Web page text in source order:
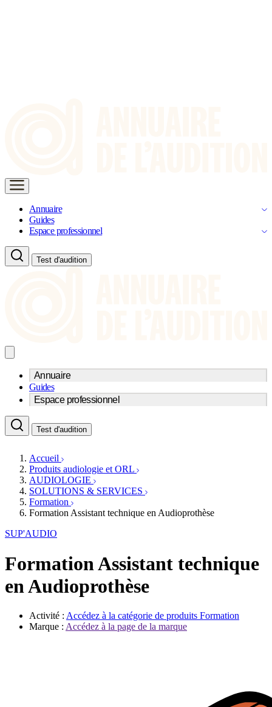
Annuaire
Guides
Espace professionnel
Test d'audition
Annuaire
Trouvez un professionnel de l'audition
Centre d'audioprothèse
Médecins ORL & Phoniatres
Écoles spécialisées
Fournisseurs
Associations
Guides
Espace professionnel
Acteurs et services
Fournisseurs
Services ORL
Orthophonistes
Formations et écoles
Organismes / Syndicats
Produits
Ressources
Actualités
AuditionTV
Test d'audition
Accueil
Produits audiologie et ORL
AUDIOLOGIE
SOLUTIONS & SERVICES
Formation
Formation Assistant technique en Audioprothèse
SUP'AUDIO
Formation Assistant technique
en Audioprothèse
Activité : Accédez à la catégorie de produits Formation
Marque : Accédez à la page de la marque